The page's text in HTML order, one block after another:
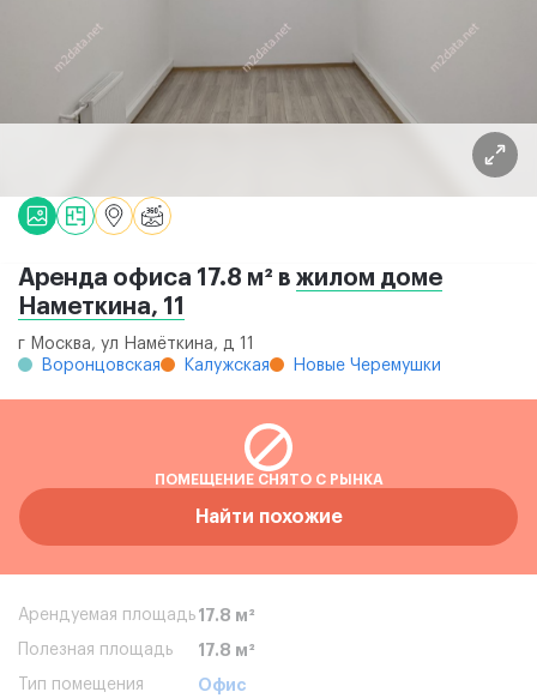
Аренда офиса 17.8 м² в жилом доме
Наметкина, 11
г Москва, ул Намёткина, д 11
Воронцовская
Калужская Новые Черемушки
ПОМЕЩЕНИЕ СНЯТО С РЫНКА
Найти похожие
Арендуемая площадь 17.8 м²
Полезная площадь 17.8 м²
Тип помещения Офис